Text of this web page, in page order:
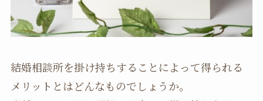
結婚相談所を掛け持ちすることによって得られる
メリットとはどんなものでしょうか。